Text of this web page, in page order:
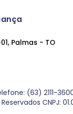
Palmas - TO
- Telefone: (63)
CNPJ: